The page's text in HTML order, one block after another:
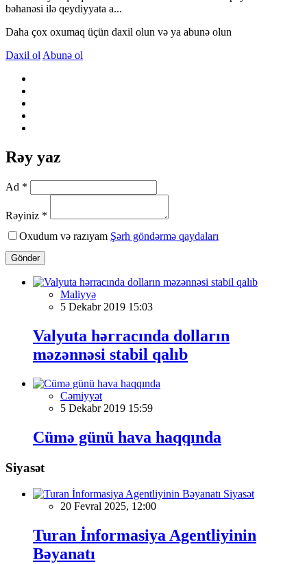
bəhanəsi ilə qeydiyyata a...
Daha çox oxumaq üçün daxil olun və ya abunə olun
Daxil ol Abunə ol
Rəy yaz
Ad *
Rəyiniz *
Oxudum və razıyam Şərh göndərmə qaydaları
Göndər
Maliyyə
5 Dekabr 2019 15:03
Valyuta hərracında dolların
məzənnəsi stabil qalıb
Cəmiyyət
5 Dekabr 2019 15:59
Cümə günü hava haqqında
Siyasət
Siyasət
20 Fevral 2025, 12:00
Turan İnformasiya Agentliyinin
Bəyanatı